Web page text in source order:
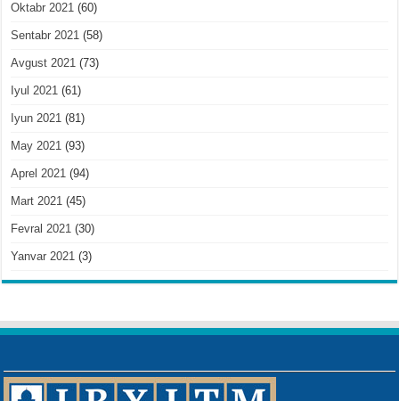
Oktabr 2021 (60)
Sentabr 2021 (58)
Avgust 2021 (73)
Iyul 2021 (61)
Iyun 2021 (81)
May 2021 (93)
Aprel 2021 (94)
Mart 2021 (45)
Fevral 2021 (30)
Yanvar 2021 (3)